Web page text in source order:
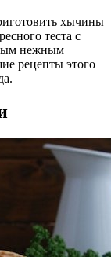
хычины
теста с
нежным
рецепты этого